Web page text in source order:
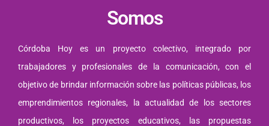
Somos
Córdoba Hoy es un proyecto colectivo, integrado por
trabajadores y profesionales de la comunicación, con el
objetivo de brindar información sobre las políticas públicas, los
emprendimientos regionales, la actualidad de los sectores
productivos, los proyectos educativos, las propuestas